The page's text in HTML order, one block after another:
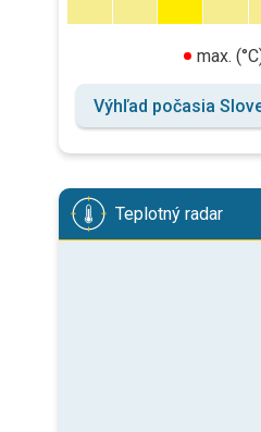
max.
Výhľad počasia
Teplotný radar